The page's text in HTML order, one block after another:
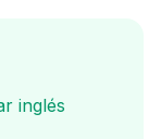
inglés